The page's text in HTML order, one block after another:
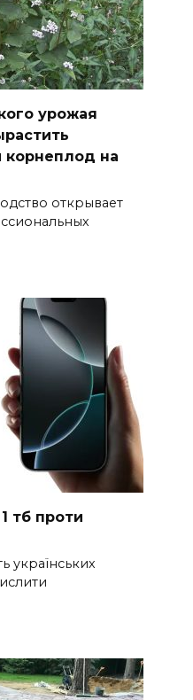
урожая
корнеплод на
открывает
тб проти
українських